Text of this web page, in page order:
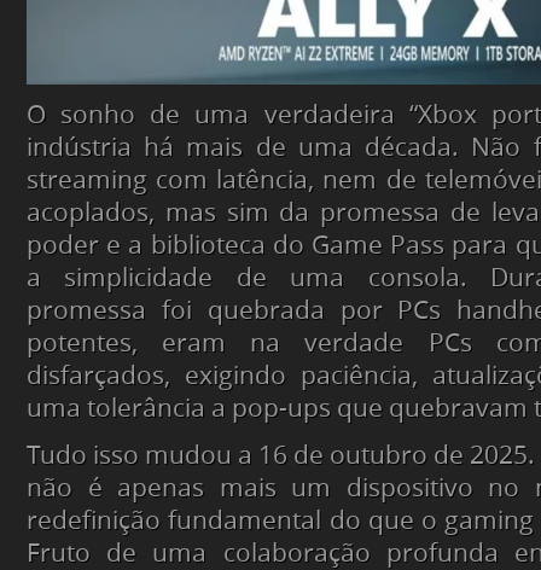
O sonho de uma verdadeira “Xbox
indústria há mais de uma década. Não
streaming com latência, nem de
acoplados, mas sim da promessa de
poder e a biblioteca do Game Pass para
a simplicidade de uma consola.
promessa foi quebrada por PCs
potentes, eram na verdade PCs
disfarçados, exigindo paciência,
uma tolerância a pop-ups que quebravam
Tudo isso mudou a 16 de outubro de
não é apenas mais um dispositivo no
redefinição fundamental do que o gaming
Fruto de uma colaboração profunda